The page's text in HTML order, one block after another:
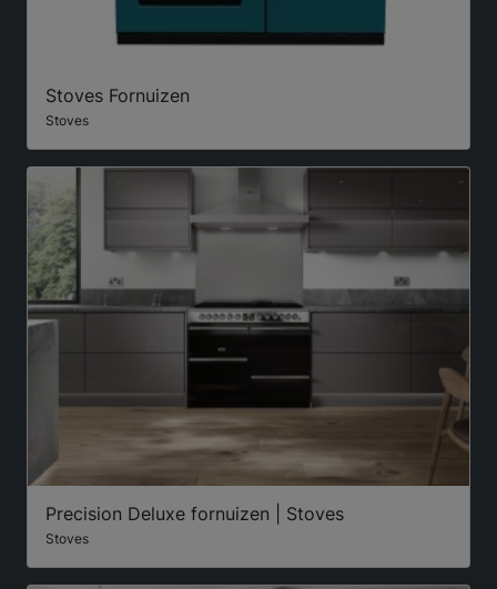
Stoves Fornuizen
Stoves
Precision Deluxe fornuizen | Stoves
Stoves